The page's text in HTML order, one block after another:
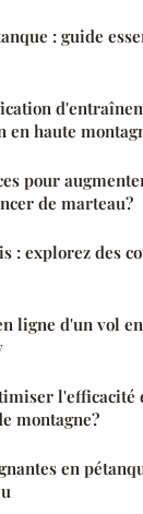
: guide
en haute
pour
de marteau?
: explorez des
ligne d'un vol
l'efficacité
montagne?
en